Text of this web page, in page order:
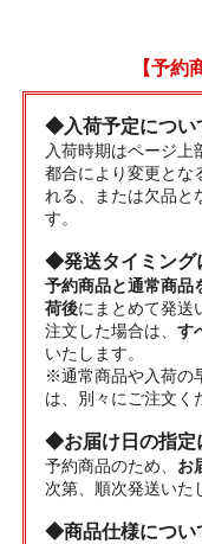
【予約
◆入荷予定につい
入荷時期はページ
都合により変更とな
れる、または欠品と
す。
◆発送タイミング
予約商品と通常商品
荷後にまとめて発送
注文した場合は、 す
いたします。
※通常商品や入荷の
は、別々にご注文く
◆お届け日の指定
予約商品のため、 お
次第、順次発送いた
◆商品仕様につい